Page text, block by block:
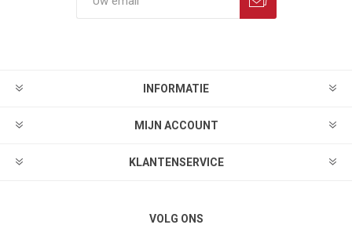
INFORMATIE
MIJN ACCOUNT
KLANTENSERVICE
VOLG ONS